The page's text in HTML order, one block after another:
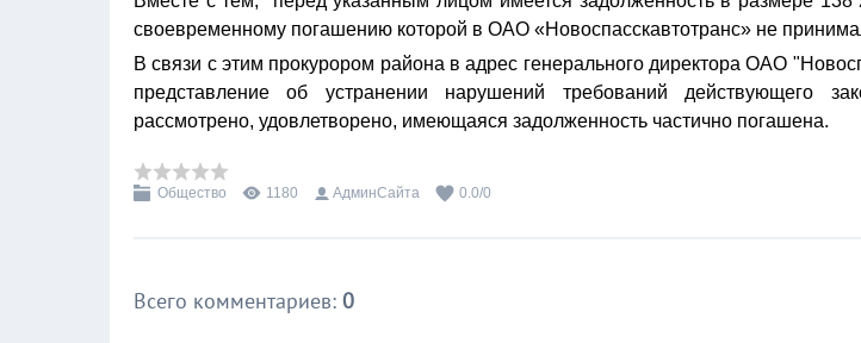
своевременному погашению которой в ОАО «Новоспасскавтотранс» не
В связи с этим прокурором района в адрес генерального директора ОАО
представление об устранении нарушений требований действующего
рассмотрено, удовлетворено, имеющаяся задолженность частично погашена.
Общество 1180 АдминСайта 0.0/0
Всего комментариев: 0